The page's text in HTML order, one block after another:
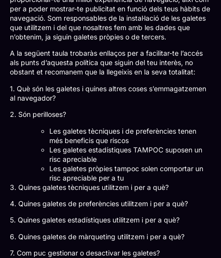
per a poder mostrar-te publicitat en funció dels teus hàbits de
navegació. Som responsables de la instal·lació de les galetes
que utilitzem i del que nosaltres fem amb les dades que
n’obtenim, ja siguin galetes pròpies o de tercers.
A la següent taula trobaràs enllaços per a facilitar-te l’accés
als punts d’aquesta política que siguin del teu interès, no
obstant et recomanem que la llegeixis en la seva totalitat:
1. Què són les galetes i quines altres coses s’emmagatzemen
al navegador?
2. Són perilloses?
Les galetes tècniques i de preferències tenen
més beneficis que riscos
Les galetes estadístiques TAMPOC suposen un
risc apreciable
Les galetes pròpies tampoc solen comportar un
risc apreciable per a tu
3. Quines galetes tècniques utilitzem i per a què?
4. Quines galetes de preferències utilitzem i per a què?
5. Quines galetes estadístiques utilitzem i per a què?
6. Quines galetes de màrqueting utilitzem i per a què?
7. Com puc gestionar o desactivar les galetes?